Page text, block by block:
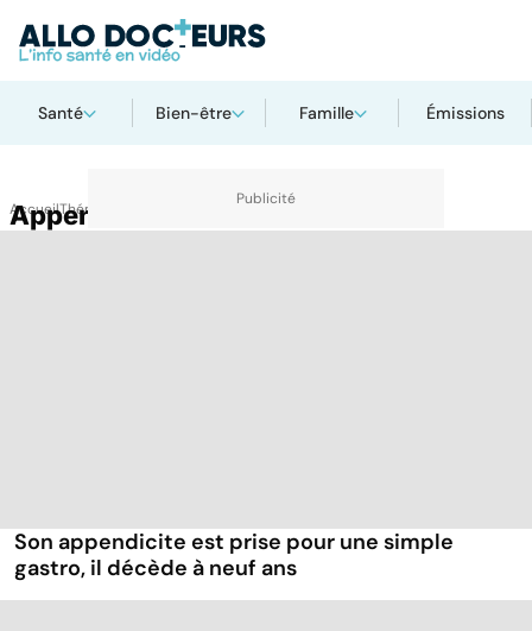
Santé Bien-être Famille Émissions
AccueilThématiques
Appendicite
Son appendicite est prise pour une simple
gastro, il décède à neuf ans